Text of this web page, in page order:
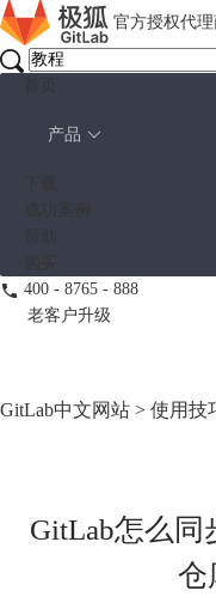
官方授权代
产品
400 - 8765 - 888
老客户升级
GitLab中文网站 > 使用技
GitLab怎么同
仓